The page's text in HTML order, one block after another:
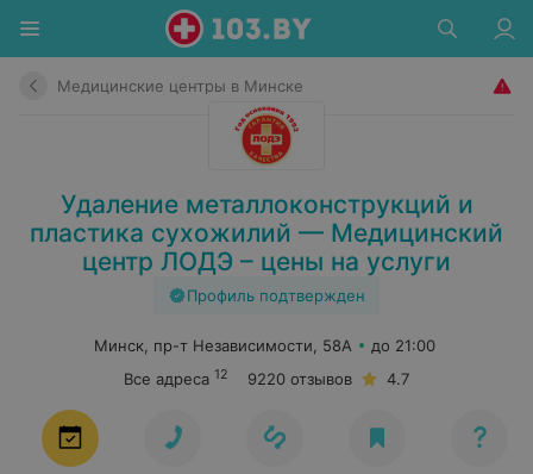
Медицинские центры в Минске
Удаление металлоконструкций и
пластика сухожилий — Медицинский
центр ЛОДЭ – цены на услуги
Профиль подтвержден
Минск, пр-т Независимости, 58А
до 21:00
Все адреса 12 9220 отзывов 4.7